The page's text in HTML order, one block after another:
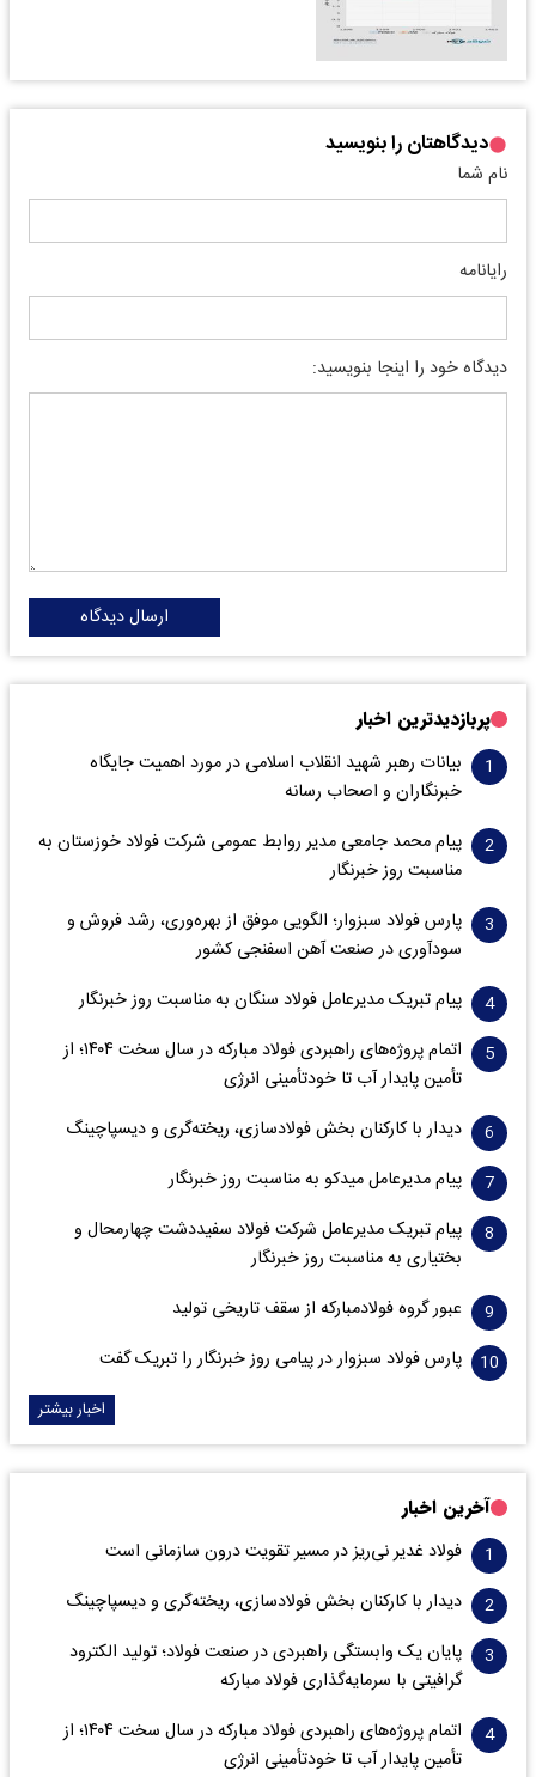
دیدگاهتان را بنویسید
نام شما
رایانامه
دیدگاه خود را اینجا بنویسید:
ارسال دیدگاه
پربازدیدترین اخبار
بیانات رهبر شهید انقلاب اسلامی در مورد اهمیت جایگاه
خبرنگاران و اصحاب رسانه
پیام محمد جامعی مدیر روابط عمومی شرکت فولاد خوزستان به
مناسبت روز خبرنگار
پارس فولاد سبزوار؛ الگویی موفق از بهره‌وری، رشد فروش و
سود‌آوری در صنعت آهن اسفنجی کشور
پیام تبریک مدیرعامل فولاد سنگان به مناسبت روز خبرنگار
اتمام پروژه‌های راهبردی فولاد مبارکه در سال سخت ۱۴۰۴؛ از
تأمین پایدار آب تا خودتأمینی انرژی
دیدار با کارکنان بخش فولادسازی، ریخته‌گری و دیسپاچینگ
پیام مدیرعامل میدکو به مناسبت روز خبرنگار
پیام تبریک مدیرعامل شرکت فولاد سفیددشت چهارمحال و
بختیاری به مناسبت روز خبرنگار
عبور گروه فولادمبارکه از سقف تاریخی تولید
پارس فولاد سبزوار در پیامی روز خبرنگار را تبریک گفت
اخبار بیشتر
آخرین اخبار
فولاد غدیر نی‌ریز در مسیر تقویت درون سازمانی است
دیدار با کارکنان بخش فولادسازی، ریخته‌گری و دیسپاچینگ
پایان یک وابستگی راهبردی در صنعت فولاد؛ تولید الکترود
گرافیتی با سرمایه‌گذاری فولاد مبارکه
اتمام پروژه‌های راهبردی فولاد مبارکه در سال سخت ۱۴۰۴؛ از
تأمین پایدار آب تا خودتأمینی انرژی